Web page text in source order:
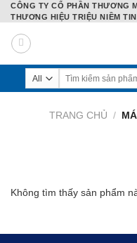
Skip
to
content
CÔNG TY CỔ PHẦN THƯƠNG
THƯƠNG HIỆU TRIỆU NIỀM TIN
Tìm
TRANG CHỦ /
Không tìm thấy sản phẩm